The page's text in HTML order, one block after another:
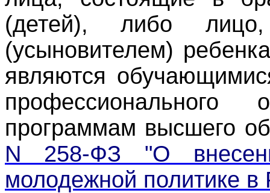
(детей), либо лицо,
(усыновителем)
являются
программам высшего
N 258-ФЗ "О
молодежной политике